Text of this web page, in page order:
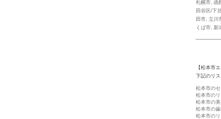
札幌市 函
田谷区/下
田市
立川
くば市 新
【松本市
下記のリ
松本市の
松本市の
松本市の
松本市の
松本市の